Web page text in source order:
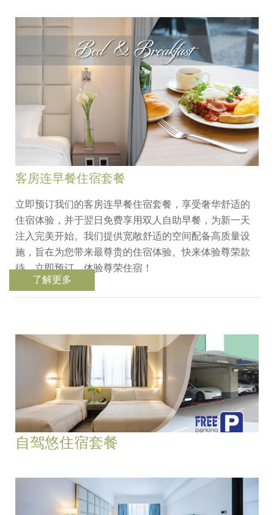
客房连早餐住宿套餐
立即预订我们的客房连早餐住宿套餐，享受奢华舒适的
住宿体验，并于翌日免费享用双人自助早餐，为新一天
注入完美开始。我们提供宽敞舒适的空间配备高质量设
施，旨在为您带来最尊贵的住宿体验。快来体验尊荣款
待，立即预订，体验尊荣住宿！
了解更多
自驾悠住宿套餐